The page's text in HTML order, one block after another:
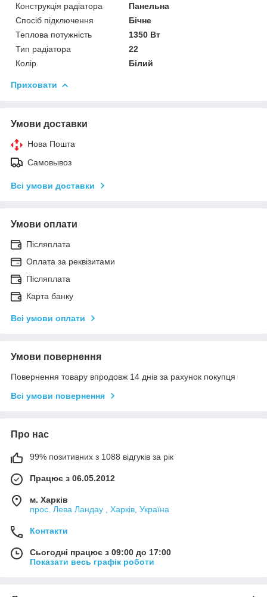
Конструкція радіатора
Панельна
Спосіб підключення
Бічне
Теплова потужність
1350 Вт
Тип радіатора
22
Колір
Білий
Приховати
Умови доставки
Нова Пошта
Самовывоз
Всі умови доставки
Умови оплати
Післяплата
Оплата за реквізитами
Післяплата
Карта банку
Всі умови оплати
Умови повернення
Повернення товару впродовж 14 днів за рахунок покупця
Всі умови повернення
Про нас
99% позитивних з 1088 відгуків за рік
Працює з 06.05.2012
м. Харків
прос. Лева Ландау , Харків, Україна
Контакти
Сьогодні працює з 09:00 до 17:00
Показати весь графік роботи